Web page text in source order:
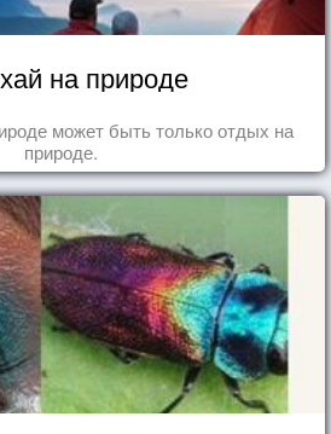
на природе
может быть только отдых на
природе.